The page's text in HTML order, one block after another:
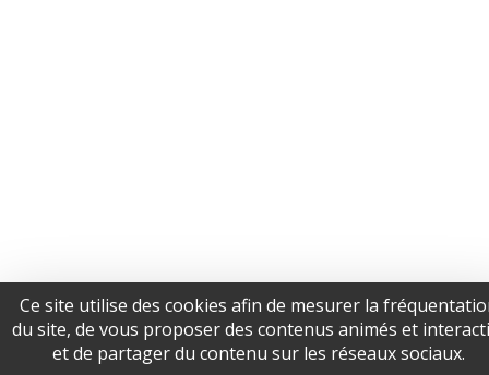
Ce site utilise des cookies afin de mesurer la
du site, de vous proposer des contenus animés et
et de partager du contenu sur les réseaux sociaux.